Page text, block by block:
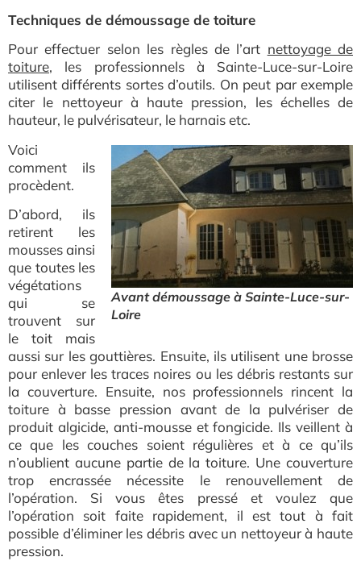
Techniques de démoussage de toiture
Pour effectuer selon les règles de l’art nettoyage de
toiture, les professionnels à Sainte-Luce-sur-Loire
utilisent différents sortes d’outils. On peut par exemple
citer le nettoyeur à haute pression, les échelles de
hauteur, le pulvérisateur, le harnais etc.
Avant démoussage à Sainte-Luce-sur-
Loire
Voici
comment ils
procèdent.
D’abord, ils
retirent les
mousses ainsi
que toutes les
végétations
qui se
trouvent sur
le toit mais
aussi sur les gouttières. Ensuite, ils utilisent une brosse
pour enlever les traces noires ou les débris restants sur
la couverture. Ensuite, nos professionnels rincent la
toiture à basse pression avant de la pulvériser de
produit algicide, anti-mousse et fongicide. Ils veillent à
ce que les couches soient régulières et à ce qu’ils
n’oublient aucune partie de la toiture. Une couverture
trop encrassée nécessite le renouvellement de
l’opération. Si vous êtes pressé et voulez que
l’opération soit faite rapidement, il est tout à fait
possible d’éliminer les débris avec un nettoyeur à haute
pression.